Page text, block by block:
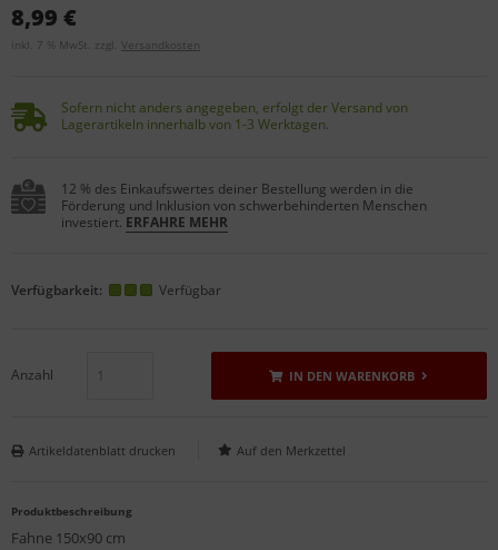
8,99 €
inkl. 7 % MwSt. zzgl. Versandkosten
Sofern nicht anders angegeben, erfolgt der Versand von
Lagerartikeln innerhalb von 1-3 Werktagen.
12 % des Einkaufswertes deiner Bestellung werden in die
Förderung und Inklusion von schwerbehinderten Menschen
investiert. ERFAHRE MEHR
Verfügbarkeit: Verfügbar
Anzahl IN DEN WARENKORB
Artikeldatenblatt drucken
Produktbeschreibung
Fahne 150x90 cm